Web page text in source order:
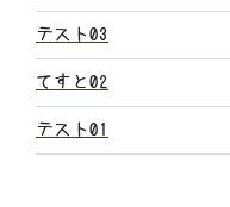
ン
テスト03
てすと02
テスト01